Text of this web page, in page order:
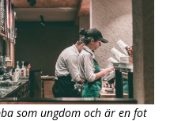
som ungdom och är en fot